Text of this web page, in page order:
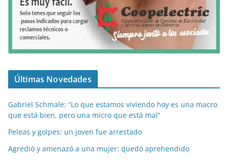
Últimas Novedades
Gabriel Schmale: “Lo que estamos viviendo hoy es una macro
que está bien, pero una micro que está mal”
Peleas y golpes: un joven fue arrestado
Agredió y amenazó a una mujer: quedó aprehendido